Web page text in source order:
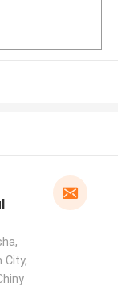
City,